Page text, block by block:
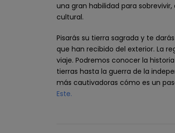
una gran habilidad para
cultural.
Pisarás su tierra sagrada y te
que han recibido del exterior. La
viaje. Podremos conocer la
tierras hasta la guerra de la
más cautivadoras cómo es un
Este.